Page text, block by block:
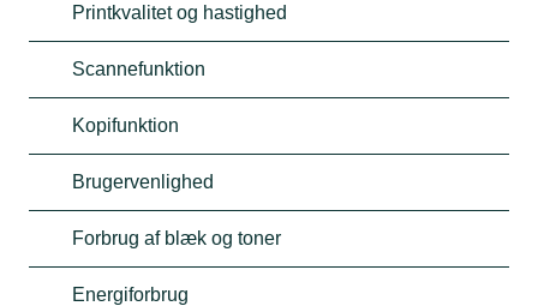
Printkvalitet og hastighed
Scannefunktion
Kopifunktion
Brugervenlighed
Forbrug af blæk og toner
Energiforbrug